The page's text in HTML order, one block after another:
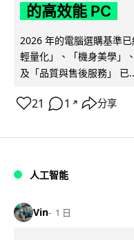
的高效能 PC
2026 年的電腦選購基準
輕量化」、「機身美學」
及「品質與售後服務」 已
21 1 ↗ 分享
人工智能
Vin 1 日